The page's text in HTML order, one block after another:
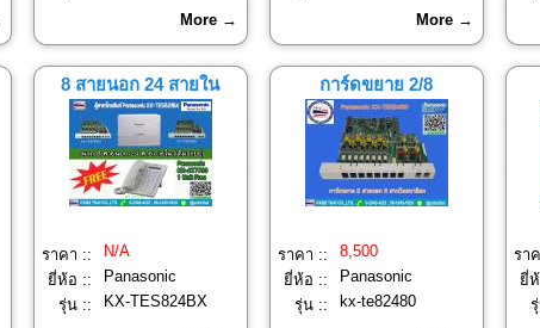
More → More →
8 สายนอก 24 สายใน
ราคา ::
N/A
ยี่ห้อ ::
Panasonic
รุ่น ::
KX-TES824BX
การ์ดขยาย 2/8
ราคา ::
8,500
ยี่ห้อ ::
Panasonic
รุ่น ::
kx-te82480
รา
ยี่